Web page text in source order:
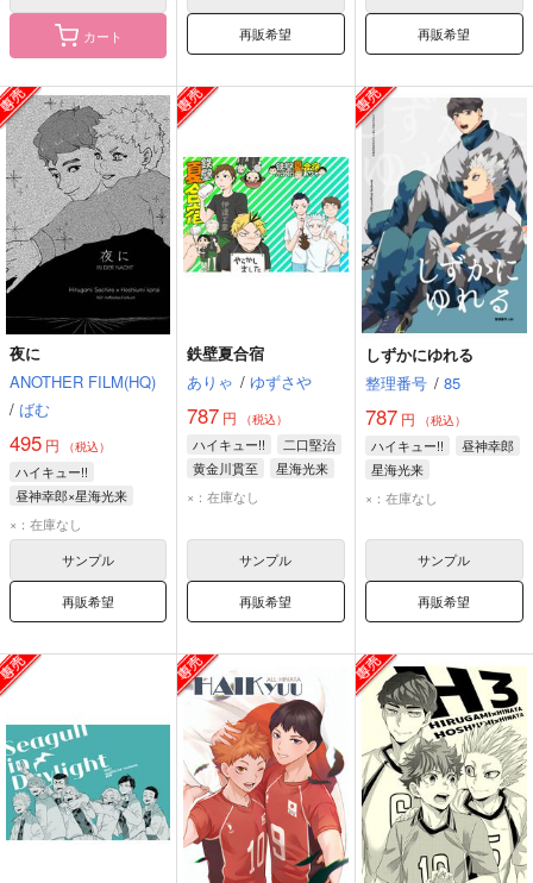
カート 再販希望 再販希望
夜に
ANOTHER FILM(HQ)
/ ばむ
495 円 （税込）
ハイキュー!!
昼神幸郎×星海光来
昼神幸郎
×：在庫なし
サンプル
再販希望
鉄壁夏合宿
ありゃ / ゆずさや
787 円 （税込）
ハイキュー!!
二口堅治
黄金川貫至
星海光来
×：在庫なし
サンプル
再販希望
しずかにゆれる
整理番号 / 85
787円 （税込）
ハイキュー!!
昼神幸郎
星海光来
×：在庫なし
サンプル
再販希望